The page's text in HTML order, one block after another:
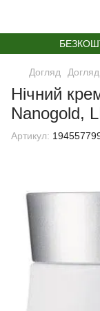
Догляд
Нічний
Nanogold,
Артикул: